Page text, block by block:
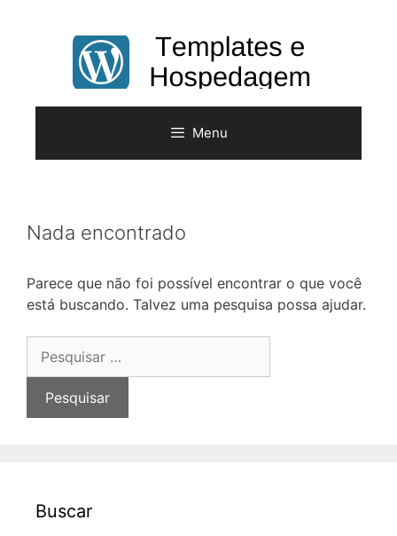
Menu
Nada encontrado
Parece que não foi possível encontrar o que você
está buscando. Talvez uma pesquisa possa ajudar.
por:
Buscar